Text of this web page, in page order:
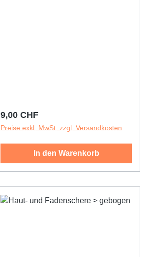
Regulärer Preis:
9,00 CHF
Preise exkl. MwSt. zzgl. Versandkosten
In den Warenkorb